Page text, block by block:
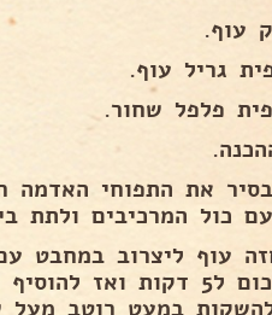
עוף.
המרכיבים ולתת בישול 15
של כרכום ל5 דקות